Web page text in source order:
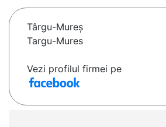
Târgu-Mureş
Targu-Mures
Vezi profilul firmei pe